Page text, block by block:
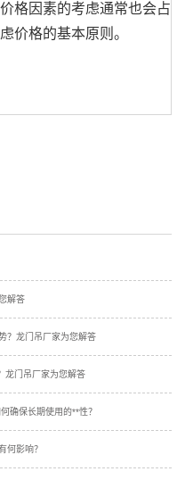
格因素的考虑通常也会占
价格的基本原则。
解答
？龙门吊厂家为您解答
龙门吊厂家为您解答
确保长期使用的**性？
何影响？